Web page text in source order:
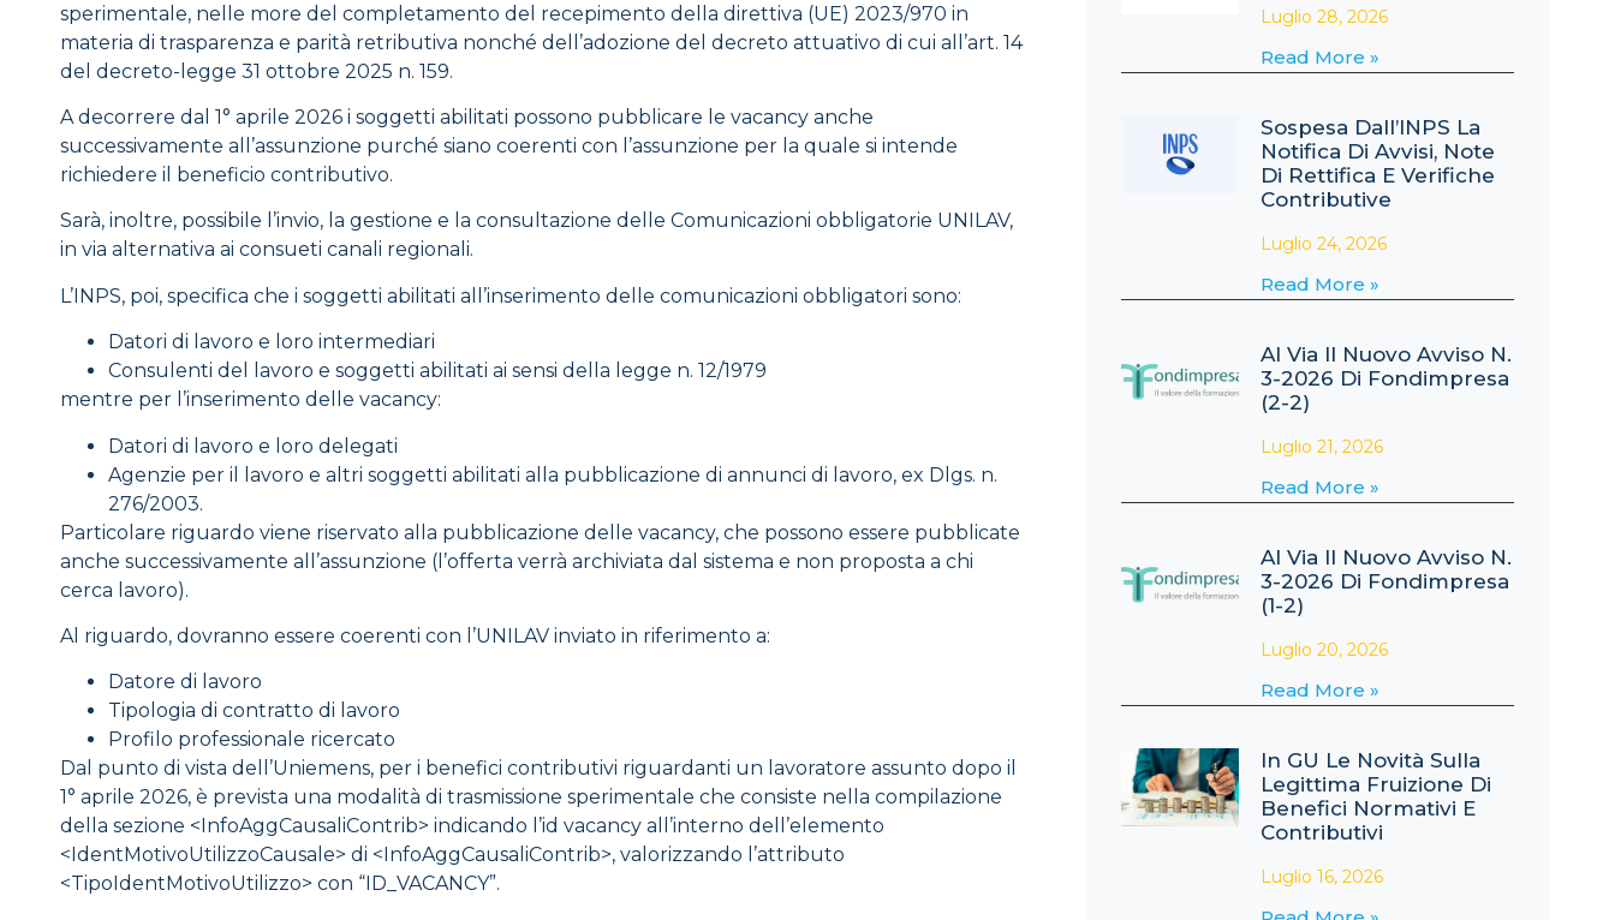
sperimentale, nelle more del completamento del recepimento della direttiva (UE) 2023/970 in
materia di trasparenza e parità retributiva nonché dell’adozione del decreto attuativo di cui all’art. 14
del decreto-legge 31 ottobre 2025 n. 159.
A decorrere dal 1° aprile 2026 i soggetti abilitati possono pubblicare le vacancy anche
successivamente all’assunzione purché siano coerenti con l’assunzione per la quale si intende
richiedere il beneficio contributivo.
Sarà, inoltre, possibile l’invio, la gestione e la consultazione delle Comunicazioni obbligatorie UNILAV,
in via alternativa ai consueti canali regionali.
L’INPS, poi, specifica che i soggetti abilitati all’inserimento delle comunicazioni obbligatori sono:
Datori di lavoro e loro intermediari
Consulenti del lavoro e soggetti abilitati ai sensi della legge n. 12/1979
mentre per l’inserimento delle vacancy:
Datori di lavoro e loro delegati
Agenzie per il lavoro e altri soggetti abilitati alla pubblicazione di annunci di lavoro, ex Dlgs. n.
276/2003.
Particolare riguardo viene riservato alla pubblicazione delle vacancy, che possono essere pubblicate
anche successivamente all’assunzione (l’offerta verrà archiviata dal sistema e non proposta a chi
cerca lavoro).
Al riguardo, dovranno essere coerenti con l’UNILAV inviato in riferimento a:
Datore di lavoro
Tipologia di contratto di lavoro
Profilo professionale ricercato
Dal punto di vista dell’Uniemens, per i benefici contributivi riguardanti un lavoratore assunto dopo il
1° aprile 2026, è prevista una modalità di trasmissione sperimentale che consiste nella compilazione
della sezione <InfoAggCausaliContrib> indicando l’id vacancy all’interno dell’elemento
<IdentMotivoUtilizzoCausale> di <InfoAggCausaliContrib>, valorizzando l’attributo
<TipoIdentMotivoUtilizzo> con “ID_VACANCY”.
Luglio 28, 2026
Read More »
Sospesa Dall’INPS La
Notifica Di Avvisi, Note
Di Rettifica E Verifiche
Contributive
Luglio 24, 2026
Read More »
Al Via Il Nuovo Avviso N.
3-2026 Di Fondimpresa
(2-2)
Luglio 21, 2026
Read More »
Al Via Il Nuovo Avviso N.
3-2026 Di Fondimpresa
(1-2)
Luglio 20, 2026
Read More »
In GU Le Novità Sulla
Legittima Fruizione Di
Benefici Normativi E
Contributivi
Luglio 16, 2026